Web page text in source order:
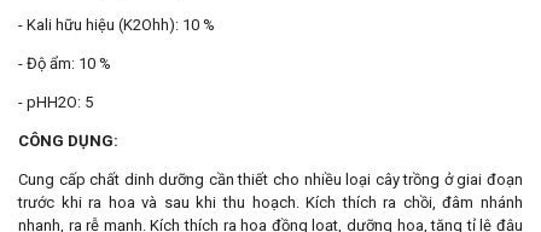
- Kali hữu hiệu (K2Ohh): 10 %
- Độ ẩm: 10 %
- pHH2O: 5
CÔNG DỤNG:
Cung cấp chất dinh dưỡng cần thiết cho nhiều loại cây trồng ở giai đoạn
trước khi ra hoa và sau khi thu hoạch. Kích thích ra chồi, đâm nhánh
nhanh, ra rễ mạnh. Kích thích ra hoa đồng loạt, dưỡng hoa, tăng tỉ lệ đậu